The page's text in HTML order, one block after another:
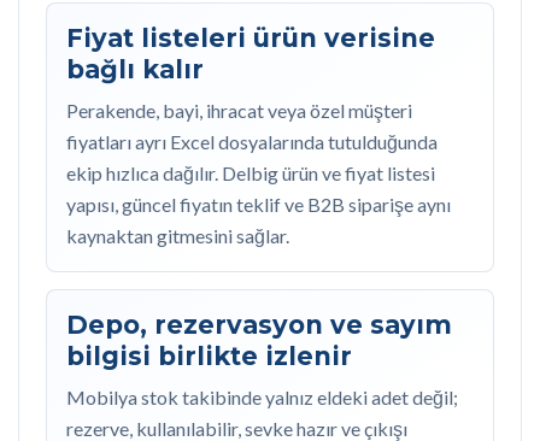
Fiyat listeleri ürün verisine
bağlı kalır
Perakende, bayi, ihracat veya özel müşteri
fiyatları ayrı Excel dosyalarında tutulduğunda
ekip hızlıca dağılır. Delbig ürün ve fiyat listesi
yapısı, güncel fiyatın teklif ve B2B siparişe aynı
kaynaktan gitmesini sağlar.
Depo, rezervasyon ve sayım
bilgisi birlikte izlenir
Mobilya stok takibinde yalnız eldeki adet değil;
rezerve, kullanılabilir, sevke hazır ve çıkışı